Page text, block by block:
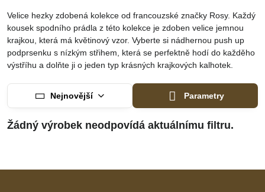
Velice hezky zdobená kolekce od francouzské značky Rosy. Každý
kousek spodního prádla z této kolekce je zdoben velice jemnou
krajkou, která má květinový vzor. Vyberte si nádhernou push up
podprsenku s nízkým střihem, která se perfektně hodí do každěho
výstříhu a dolňte ji o jeden typ krásných krajkových kalhotek.
Nejnovější Parametry